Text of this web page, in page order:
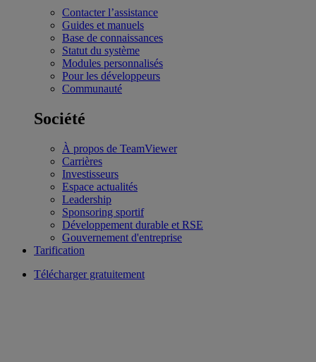
Contacter l’assistance
Guides et manuels
Base de connaissances
Statut du système
Modules personnalisés
Pour les développeurs
Communauté
Société
À propos de TeamViewer
Carrières
Investisseurs
Espace actualités
Leadership
Sponsoring sportif
Développement durable et RSE
Gouvernement d'entreprise
Tarification
Télécharger gratuitement